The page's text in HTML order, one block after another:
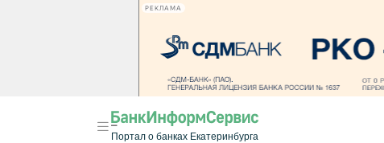
РЕКЛАМА
Портал о банках Екатеринбурга